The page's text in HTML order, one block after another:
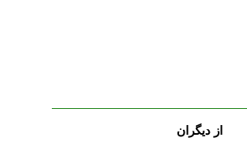
از دیگران